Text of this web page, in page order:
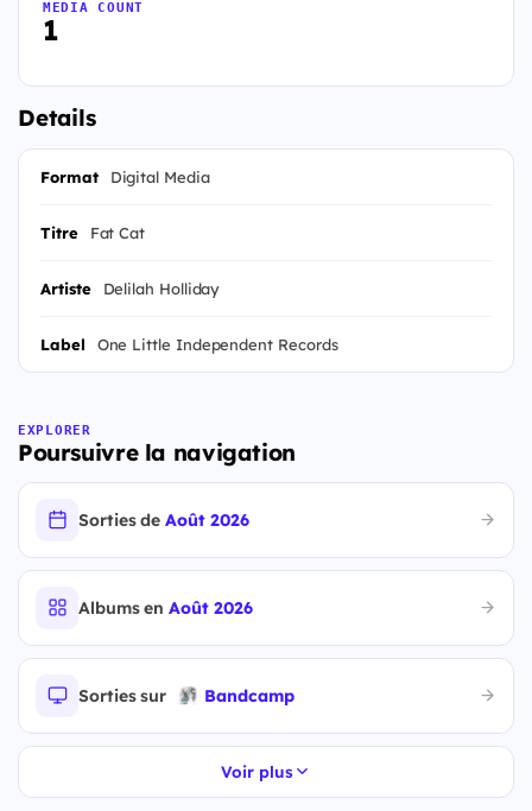
1
MEDIA COUNT
Details
Format Digital Media
Titre Fat Cat
Artiste Delilah Holliday
Label One Little Independent Records
EXPLORER
Poursuivre la navigation
Sorties deAoût 2026
Albums enAoût 2026
Sorties sur Bandcamp
Voir plus